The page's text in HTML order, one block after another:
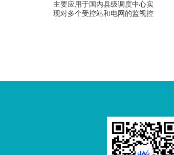
主要应用于国内县级调度中心实
现对多个受控站和电网的监视控